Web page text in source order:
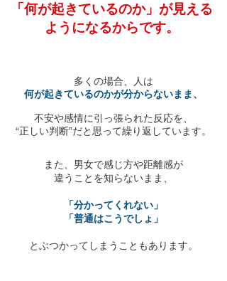
「何が起きているのか」が見える
ようになるからです。
多くの場合、人は
何が起きているのかが分からないまま、
不安や感情に引っ張られた反応を、
“正しい判断”だと思って繰り返しています。
また、男女で感じ方や距離感が
違うことを知らないまま、
「分かってくれない」
「普通はこうでしょ」
とぶつかってしまうこともあります。